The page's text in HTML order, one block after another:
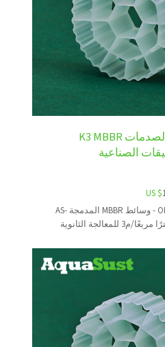
وسائط مقاومة الصدمات K3 MBBR
الصناعية
US $
تخصيص مع ODM/OEM - وسائط MBBR المدمجة AS-